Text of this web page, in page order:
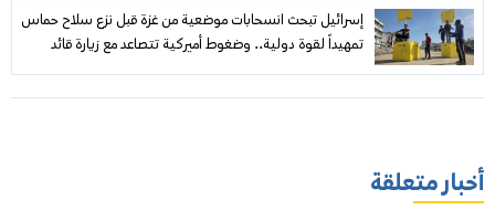
إسرائيل تبحث انسحابات موضعية من غزة قبل نزع سلاح حماس
تمهيداً لقوة دولية.. وضغوط أميركية تتصاعد مع زيارة قائد
«سنتكوم»
أخبار متعلقة